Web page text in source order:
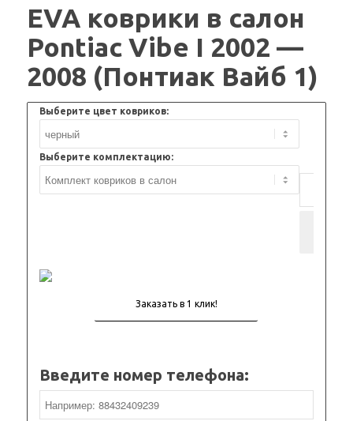
EVA коврики в салон
Pontiac Vibe I 2002 —
2008 (Понтиак Вайб 1)
Выберите цвет ковриков:
Выберите комплектацию:
Введите номер телефона: